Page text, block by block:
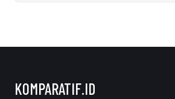
KOMPARATIF.ID